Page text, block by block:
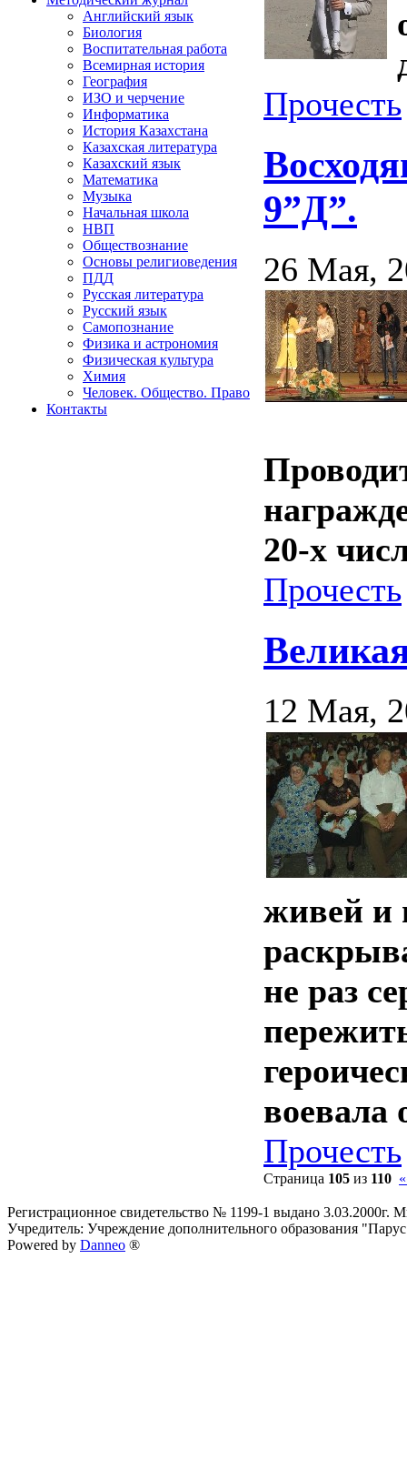
Английский язык
Биология
Воспитательная работа
Всемирная история
География
ИЗО и черчение
Информатика
История Казахстана
Казахская литература
Казахский язык
Математика
Музыка
Начальная школа
НВП
Обществознание
Основы религиоведения
ПДД
Русская литература
Русский язык
Самопознание
Физика и астрономия
Физическая культура
Химия
Человек. Общество. Право
Контакты
Прочесть
9”Д”.
26 Мая,
20-х
Прочесть
12 Мая,
живей и
не раз
воевала
Прочесть
Страница 105 из 110
Регистрационное свидетельство № 1199-1 выдано 3.03.2000г.
Учредитель: Учреждение дополнительного образования
Powered by Danneo ®